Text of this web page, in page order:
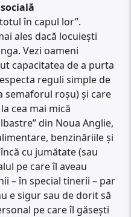
în capul lor”.
ales dacă locuiești
Vezi oameni
capacitatea de a purta
reguli simple de
semaforul roșu) și care
cea mai mică
din Noua Anglie,
benzinăriile și
cu jumătate (sau
pe care îl aveau
– în special tinerii – par
e sigur sau de dorit să
pe care îl găsești